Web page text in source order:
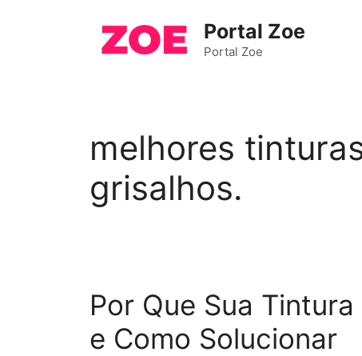
Portal Zoe
Portal Zoe
melhores
grisalhos.
Por Que Sua
e Como Solucionar